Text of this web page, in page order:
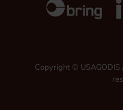
Copyright ©